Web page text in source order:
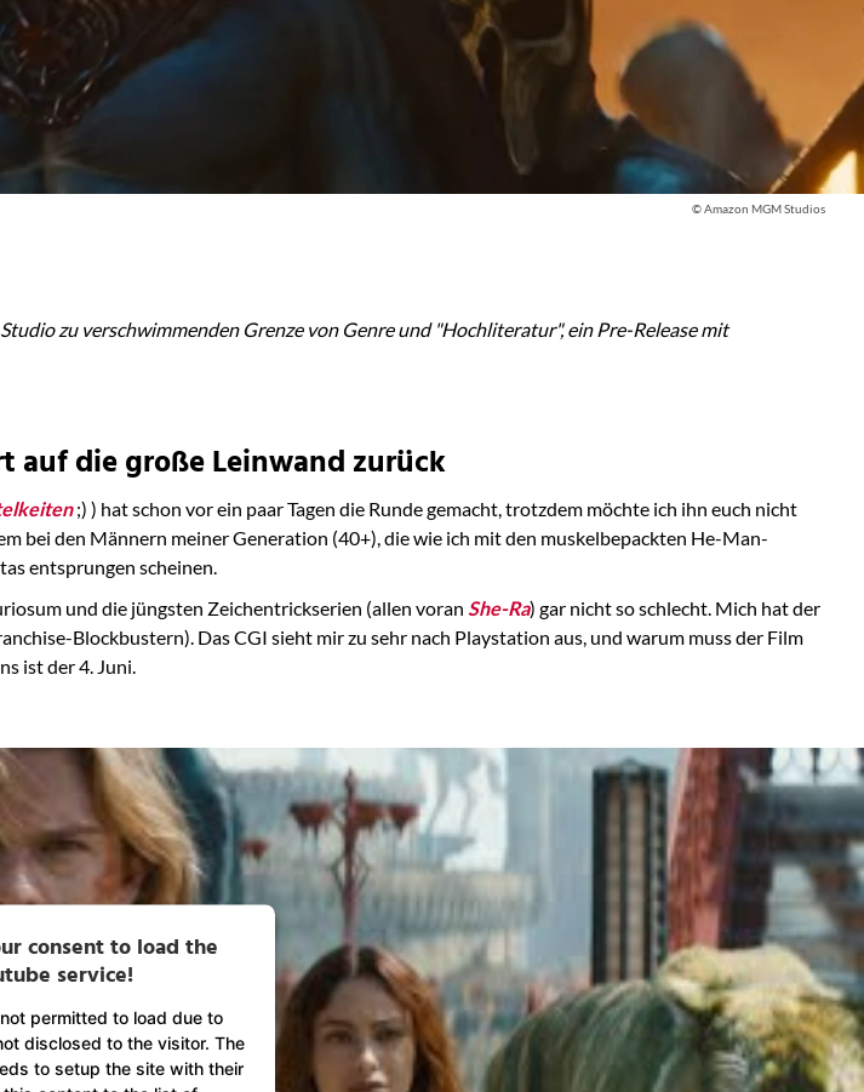
© Amazon MGM Studios
zu verschwimmenden Grenze von Genre und "Hochliteratur", ein Pre-Release mit
auf die große Leinwand zurück
;) ) hat schon vor ein paar Tagen die Runde gemacht, trotzdem möchte ich ihn euch nicht
bei den Männern meiner Generation (40+), die wie ich mit den muskelbepackten He-Man-
entsprungen scheinen.
und die jüngsten Zeichentrickserien (allen voran She-Ra) gar nicht so schlecht. Mich hat der
Blockbustern). Das CGI sieht mir zu sehr nach Playstation aus, und warum muss der Film
ist der 4. Juni.
consent to load the
service!
permitted to load due to
disclosed to the visitor. The
to setup the site with their